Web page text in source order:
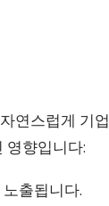
연스럽게 기업
영향입니다:
출됩니다.